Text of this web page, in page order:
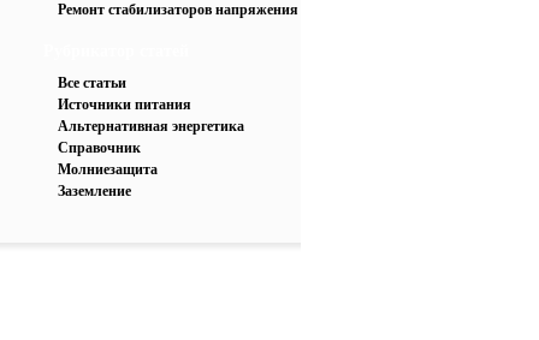
Ремонт стабилизаторов напряжения
Все статьи
Источники питания
Альтернативная энергетика
Справочник
Молниезащита
Заземление